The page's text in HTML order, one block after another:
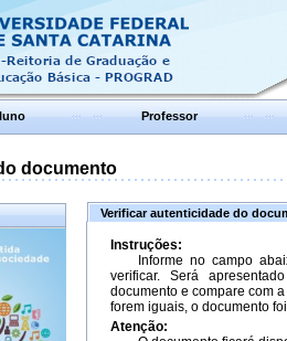
Professor
documento
Verificar autenticidade do
Instruções:
Informe no campo
verificar. Será
documento e compare com
forem iguais, o documento
Atenção: